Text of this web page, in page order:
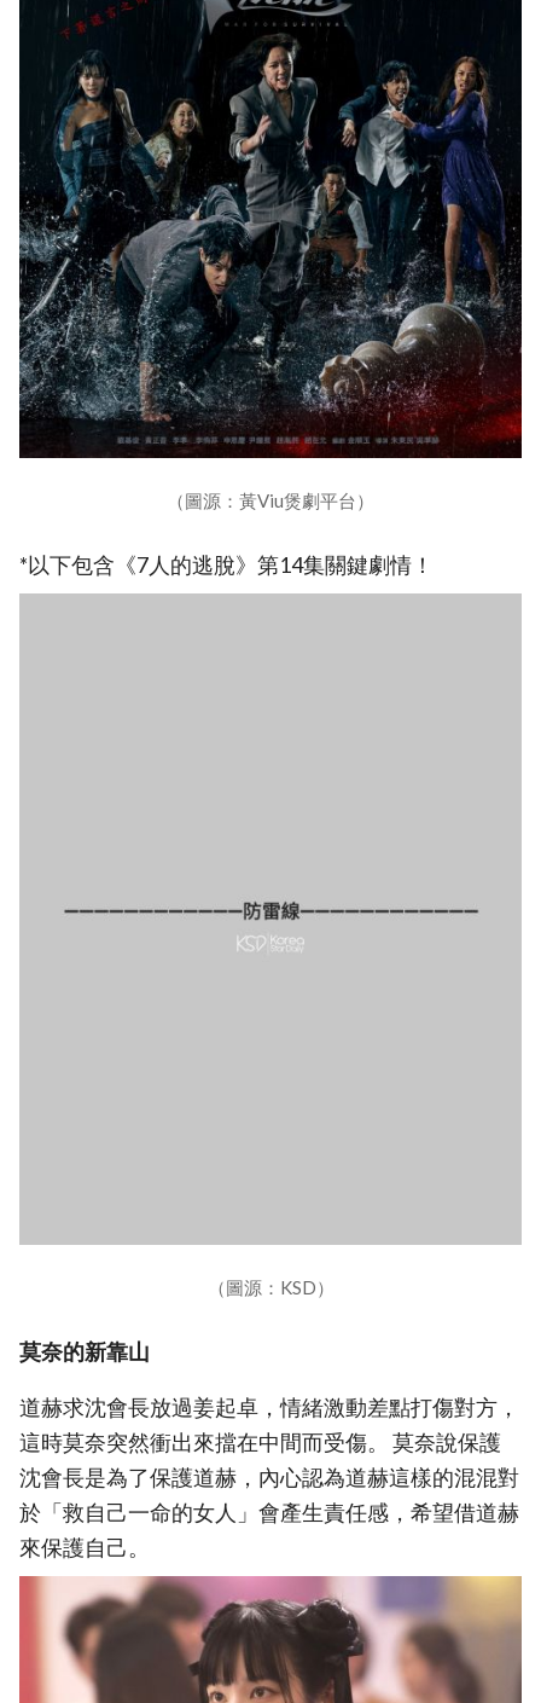
（圖源：黃Viu煲劇平台）
*以下包含《7人的逃脫》第14集關鍵劇情！
（圖源：KSD）
莫奈的新靠山
道赫求沈會長放過姜起卓，情緒激動差點打傷對方，
這時莫奈突然衝出來擋在中間而受傷。 莫奈說保護
沈會長是為了保護道赫，內心認為道赫這樣的混混對
於「救自己一命的女人」會產生責任感，希望借道赫
來保護自己。